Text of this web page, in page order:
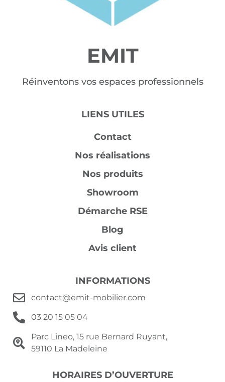
EMIT
Réinventons vos espaces professionnels
LIENS UTILES
Contact
Nos réalisations
Nos produits
Showroom
Démarche RSE
Blog
Avis client
INFORMATIONS
contact@emit-mobilier.com
03 20 15 05 04
Parc Lineo, 15 rue Bernard Ruyant,
59110 La Madeleine
HORAIRES D’OUVERTURE